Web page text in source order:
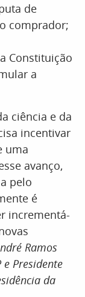
de
comprador;
Constituição
a
ciência e da
incentivar
uma
avanço,
pelo
é
incrementá-
Ramos
e Presidente
da